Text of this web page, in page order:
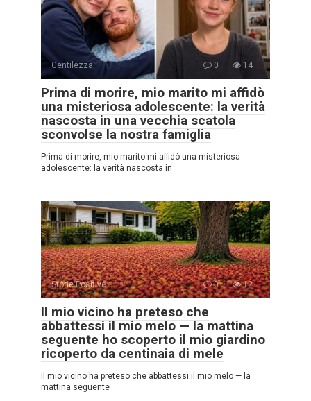
Gentilezza 0 14
Prima di morire, mio marito mi affidò
una misteriosa adolescente: la verità
nascosta in una vecchia scatola
sconvolse la nostra famiglia
Prima di morire, mio marito mi affidò una misteriosa
adolescente: la verità nascosta in
Storie Positive 0 12
Il mio vicino ha preteso che
abbattessi il mio melo — la mattina
seguente ho scoperto il mio giardino
ricoperto da centinaia di mele
Il mio vicino ha preteso che abbattessi il mio melo — la
mattina seguente